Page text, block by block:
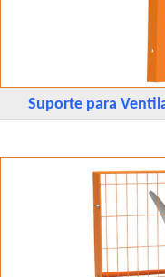
Suporte para